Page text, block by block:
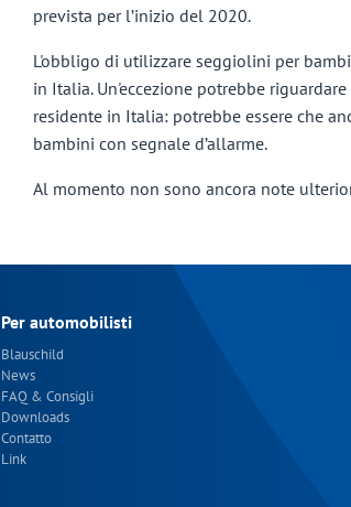
prevista per l’inizio del 2020.
L'obbligo di utilizzare seggiolini per
in Italia. Un'eccezione potrebbe
residente in Italia: potrebbe essere che
bambini con segnale d’allarme.
Al momento non sono ancora note
Per automobilisti
Blauschild
News
FAQ & Consigli
Downloads
Contatto
Link